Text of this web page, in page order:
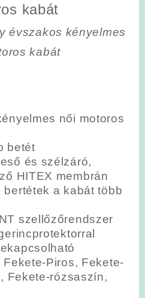
kabát
évszakos kényelmes
kabát
női motoros
betét
és szélzáró,
HITEX membrán
a kabát több
szellőzőrendszer
Piros, Fekete-
Fekete-rózsaszín,